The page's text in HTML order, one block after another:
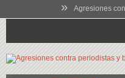
» Agresiones